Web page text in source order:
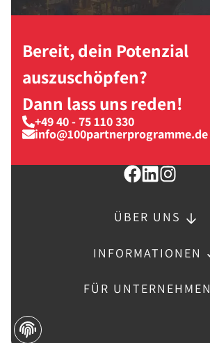
Bereit, dein Potenzial
auszuschöpfen?
Dann lass uns reden!
+49 40 - 75 110 330
info@100partnerprogramme.de
ÜBER UNS
INFORMATIONEN
FÜR UNTERNEHMEN